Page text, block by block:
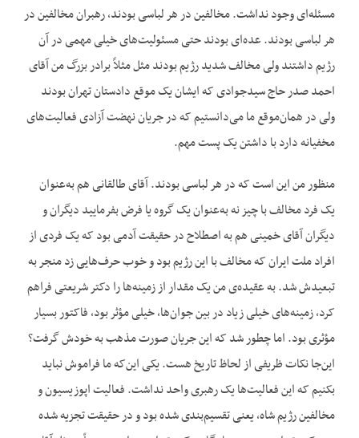
مسئله‌ای وجود نداشت. مخالفین در هر لباسی بودند، رهبران مخالفین در
هر لباسی بودند. عده‌ای بودند حتی مسئولیت‌های خیلی مهمی در آن
رژیم داشتند ولی مخالف شدید رژیم بودند مثل مثلاً برادر بزرگ من آقای
احمد صدر حاج سیدجوادی که ایشان یک موقع دادستان تهران بودند
ولی در همان‌موقع ما می‌دانستیم که در جریان نهضت آزادی فعالیت‌های
مخفیانه دارد با داشتن یک پست مهم.
منظور من این است که در هر لباسی بودند. آقای طالقانی هم به‌عنوان
یک فرد مخالف با چیز نه به‌عنوان یک گروه یا فرض بفرمایید دیگران و
دیگران آقای خمینی هم به اصطلاح در حقیقت آدمی بود که یک فردی از
افراد ملت ایران که مخالف با این رژیم بود و خوب حرف‌هایی زد منجر به
تبعیدش شد. به عقیده‌ی من یک مقدار از زمینه‌ها را دکتر شریعتی فراهم
کرد، زمینه‌های خیلی زیاد در بین جوان‌ها، خیلی مؤثر بود، فاکتور بسیار
مؤثری بود. اما چطور شد که این جریان صورت مذهب به خودش گرفت؟
این‌جا نکات ظریفی از لحاظ تاریخ هست. یکی این‌که ما فراموش نباید
بکنیم که این فعالیت‌ها یک رهبری واحد نداشت. فعالیت اپوزیسیون و
مخالفین رژیم شاه، یعنی تقسیم‌بندی شده بود و در حقیقت تجزیه شده